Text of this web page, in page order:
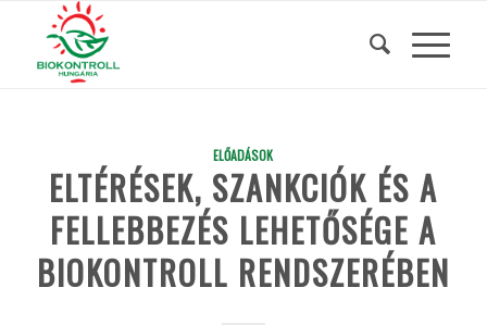
ELŐADÁSOK
ELTÉRÉSEK, SZANKCIÓK ÉS A
FELLEBBEZÉS LEHETŐSÉGE A
BIOKONTROLL RENDSZERÉBEN